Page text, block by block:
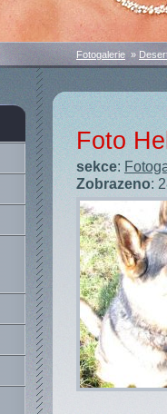
Fotogalerie »
Foto
sekce:
Zobrazeno: